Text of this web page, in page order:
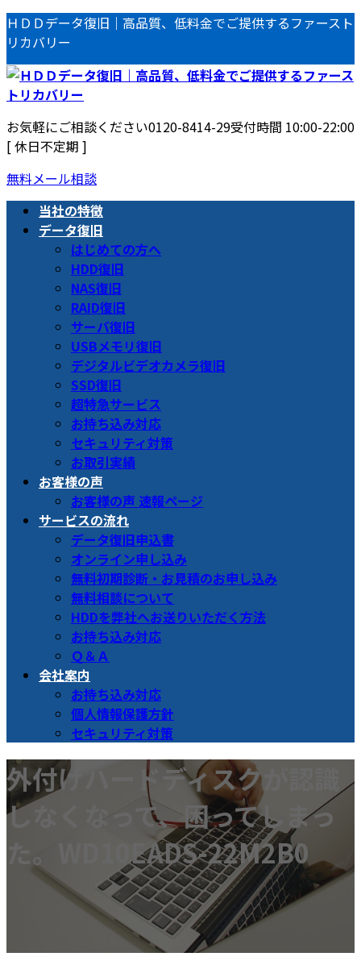
コ
ン
テ
ン
ツ
へ
ス
キ
ッ
プ
ナ
ビ
ゲ
ー
シ
ョ
ン
に
移
動
ＨＤＤデータ復旧｜高品質、低料金でご提供するファースト
リカバリー
お気軽にご相談ください0120-8414-29受付時間 10:00-22:00
[ 休日不定期 ]
無料メール相談
当社の特徴
データ復旧
はじめての方へ
HDD復旧
NAS復旧
RAID復旧
サーバ復旧
USBメモリ復旧
デジタルビデオカメラ復旧
SSD復旧
超特急サービス
お持ち込み対応
セキュリティ対策
お取引実績
お客様の声
お客様の声 速報ページ
サービスの流れ
データ復旧申込書
オンライン申し込み
無料初期診断・お見積のお申し込み
無料相談について
HDDを弊社へお送りいただく方法
お持ち込み対応
Ｑ＆Ａ
会社案内
お持ち込み対応
個人情報保護方針
セキュリティ対策
外付けハードディスクが認識
しなくなって、困ってしまっ
た。WD10EADS-22M2B0